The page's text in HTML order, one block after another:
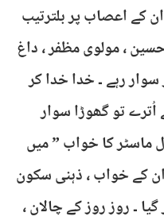
ان کے اعصاب پر بلترتیب
، مولوی مظفر ، داغ
رہے ۔ خدا خدا کر
تو گھوڑا سوار
ماسٹر کا خواب ” میں
کے خواب ، ذہنی سکون
۔ روز روز کے چالان ،